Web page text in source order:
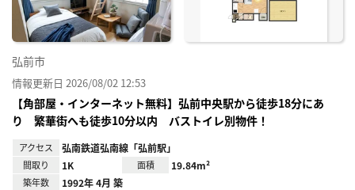
弘前市
情報更新日 2026/08/02 12:53
【角部屋・インターネット無料】弘前中央駅から徒歩18分にあ
り 繁華街へも徒歩10分以内 バストイレ別物件！
アクセス 弘南鉄道弘南線「弘前駅」
間取り 1K 面積 19.84m²
築年数 1992年 4月 築